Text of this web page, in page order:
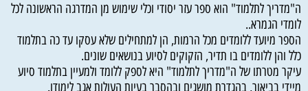
ה"מדריך לתלמוד" הוא ספר עזר יסודי וכלי שימוש מן המדרגה הראשונה לכל
לומדי הגמרא..
הספר מיועד ללומדים מכל הרמות, הן למתחילים שלא עסקו עד כה בתלמוד
כלל והן ללומדים בו תדיר, הזקוקים לסיוע בנושאים שונים.
עיקר מטרתו של ה"מדריך לתלמוד" היא לספק ללומד ולמעיין בתלמוד סיוע
מיידי בביאור, בהגדרת מושגים ובהסבר בעיות העולות אגב לימודו.